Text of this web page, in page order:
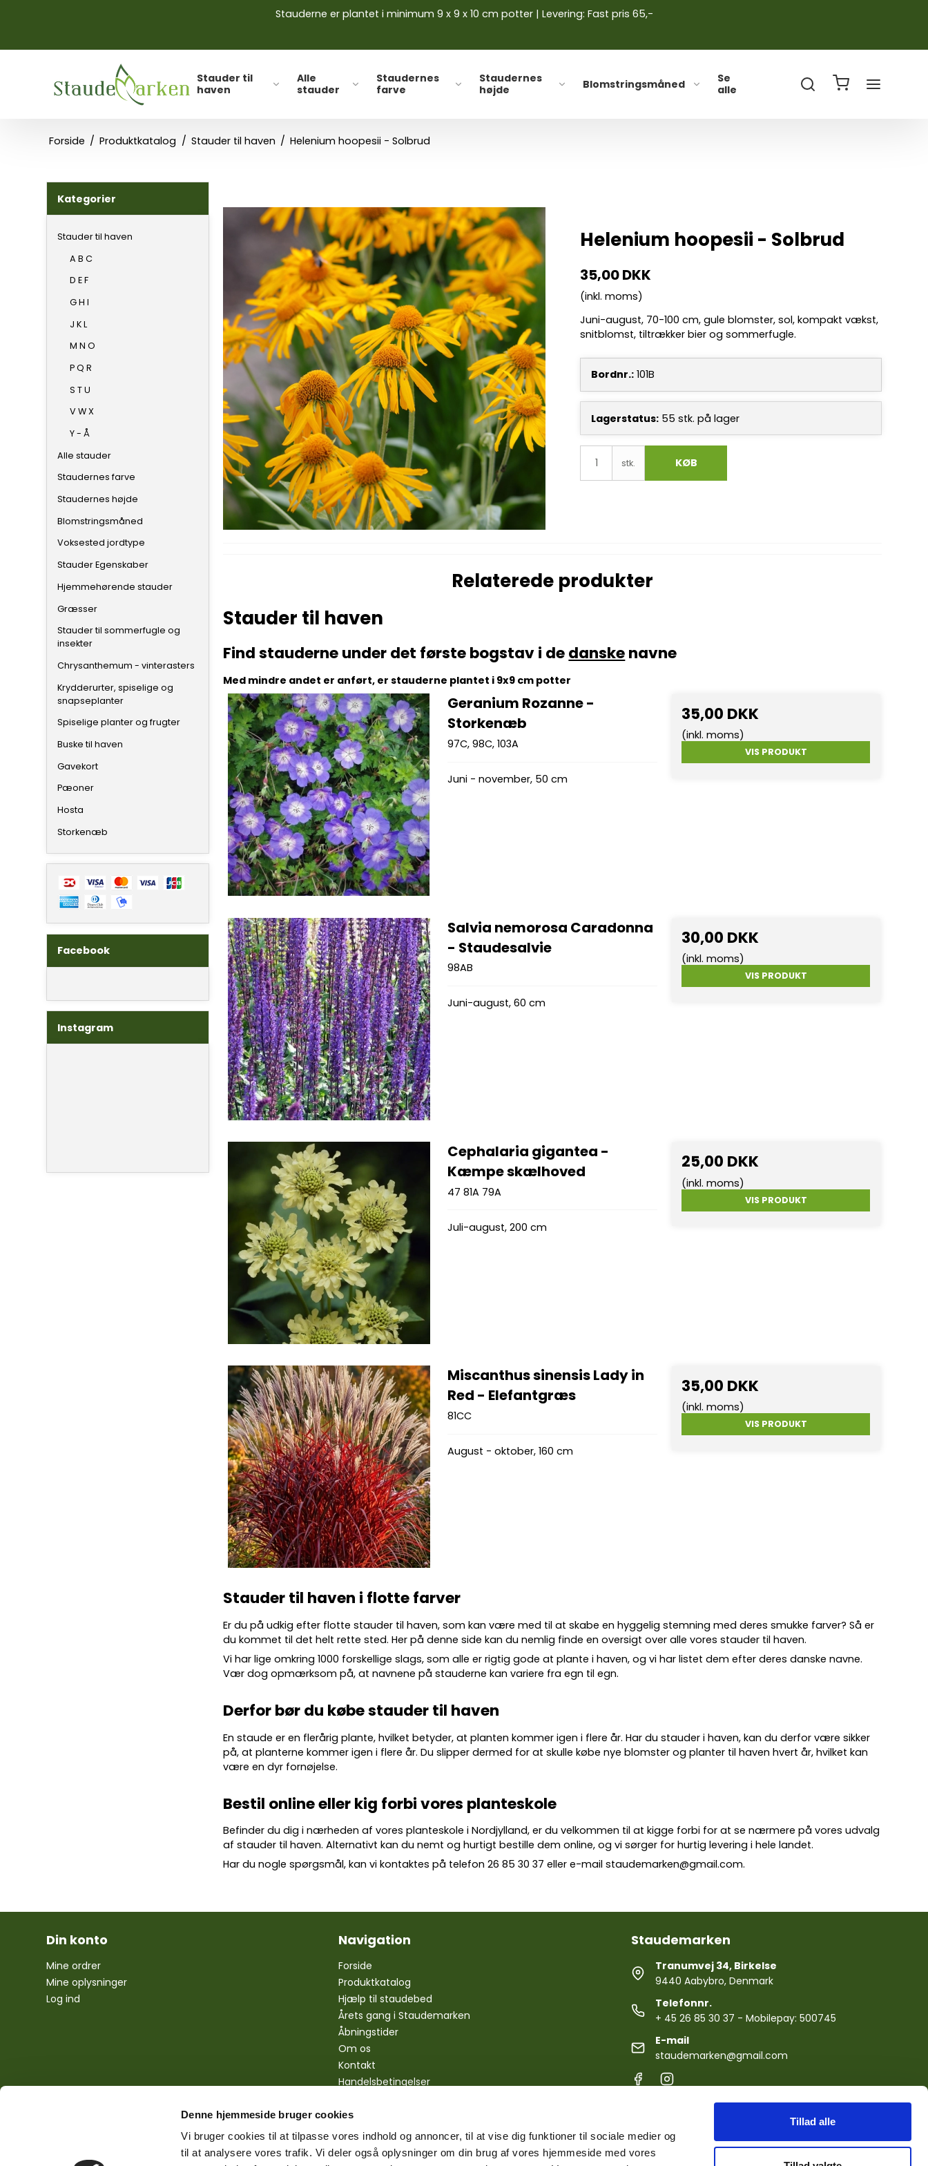
Denne hjemmeside bruger cookies
Vi bruger cookies til at tilpasse vores indhold og annoncer, til at vise dig funktioner til sociale medier og
til at analysere vores trafik. Vi deler også oplysninger om din brug af vores hjemmeside med vores
Tillad alle
Stauderne er plantet i minimum 9 x 9 x 10 cm potter | Levering: Fast pris 65,-
Stauder til
haven
Alle
stauder
Staudernes
farve
Staudernes
højde
Blomstringsmåned
Se
alle
Forside / Produktkatalog / Stauder til haven / Helenium hoopesii - Solbrud
Kategorier
Stauder til haven
A B C
D E F
G H I
J K L
M N O
P Q R
S T U
V W X
Y - Å
Alle stauder
Staudernes farve
Staudernes højde
Blomstringsmåned
Voksested jordtype
Stauder Egenskaber
Hjemmehørende stauder
Græsser
Stauder til sommerfugle og
insekter
Chrysanthemum - vinterasters
Krydderurter, spiselige og
snapseplanter
Spiselige planter og frugter
Buske til haven
Gavekort
Pæoner
Hosta
Storkenæb
Facebook
Instagram
Helenium hoopesii - Solbrud
35,00 DKK
(inkl. moms)
Juni-august, 70-100 cm, gule blomster, sol, kompakt vækst,
snitblomst, tiltrækker bier og sommerfugle.
Bordnr.: 101B
Lagerstatus: 55 stk. på lager
stk. KØB
Relaterede produkter
Stauder til haven
Find stauderne under det første bogstav i dedanskenavne
Med mindre andet er anført, er stauderne plantet i 9x9 cm potter
Geranium Rozanne -
Storkenæb
97C, 98C, 103A
Juni - november, 50 cm
35,00 DKK
(inkl. moms)
VIS PRODUKT
Salvia nemorosa Caradonna
- Staudesalvie
98AB
Juni-august, 60 cm
30,00 DKK
(inkl. moms)
VIS PRODUKT
Cephalaria gigantea -
Kæmpe skælhoved
47 81A 79A
Juli-august, 200 cm
25,00 DKK
(inkl. moms)
VIS PRODUKT
Miscanthus sinensis Lady in
Red - Elefantgræs
81CC
August - oktober, 160 cm
35,00 DKK
(inkl. moms)
VIS PRODUKT
Stauder til haven i flotte farver
Er du på udkig efter flottestauder til haven, som kan være med til at skabe en hyggelig stemning med deres smukke farver? Så er
du kommet til det helt rette sted. Her på denne side kan du nemlig finde en oversigt over alle vores stauder til haven.
Vi har lige omkring 1000 forskellige slags, som alle er rigtig gode at plante i haven, og vi har listet dem efter deres danske navne.
Vær dog opmærksom på, at navnene på stauderne kan variere fra egn til egn.
Derfor bør du købe stauder til haven
En staude er en flerårig plante, hvilket betyder, at planten kommer igen i flere år. Har du stauder i haven, kan du derfor være sikker
på, at planterne kommer igen i flere år. Du slipper dermed for at skulle købe nye blomster og planter til haven hvert år, hvilket kan
være en dyr fornøjelse.
Bestil online eller kig forbi vores planteskole
Befinder du dig i nærheden af vores planteskole i Nordjylland, er du velkommen til at kigge forbi for at se nærmere på vores udvalg
af stauder til haven. Alternativt kan du nemt og hurtigt bestille dem online, og vi sørger for hurtig levering i hele landet.
Har du nogle spørgsmål, kan vi kontaktes på telefon26 85 30 37 eller e-mailstaudemarken@gmail.com.
Din konto
Mine ordrer
Mine oplysninger
Log ind
Navigation
Forside
Produktkatalog
Hjælp til staudebed
Årets gang i Staudemarken
Åbningstider
Om os
Kontakt
Handelsbetingelser
Bestilling
Betaling
Levering
Staudemarken
Tranumvej 34, Birkelse
9440 Aabybro, Denmark
Telefonnr.
+ 45 26 85 30 37 - Mobilepay: 500745
E-mail
staudemarken@gmail.com